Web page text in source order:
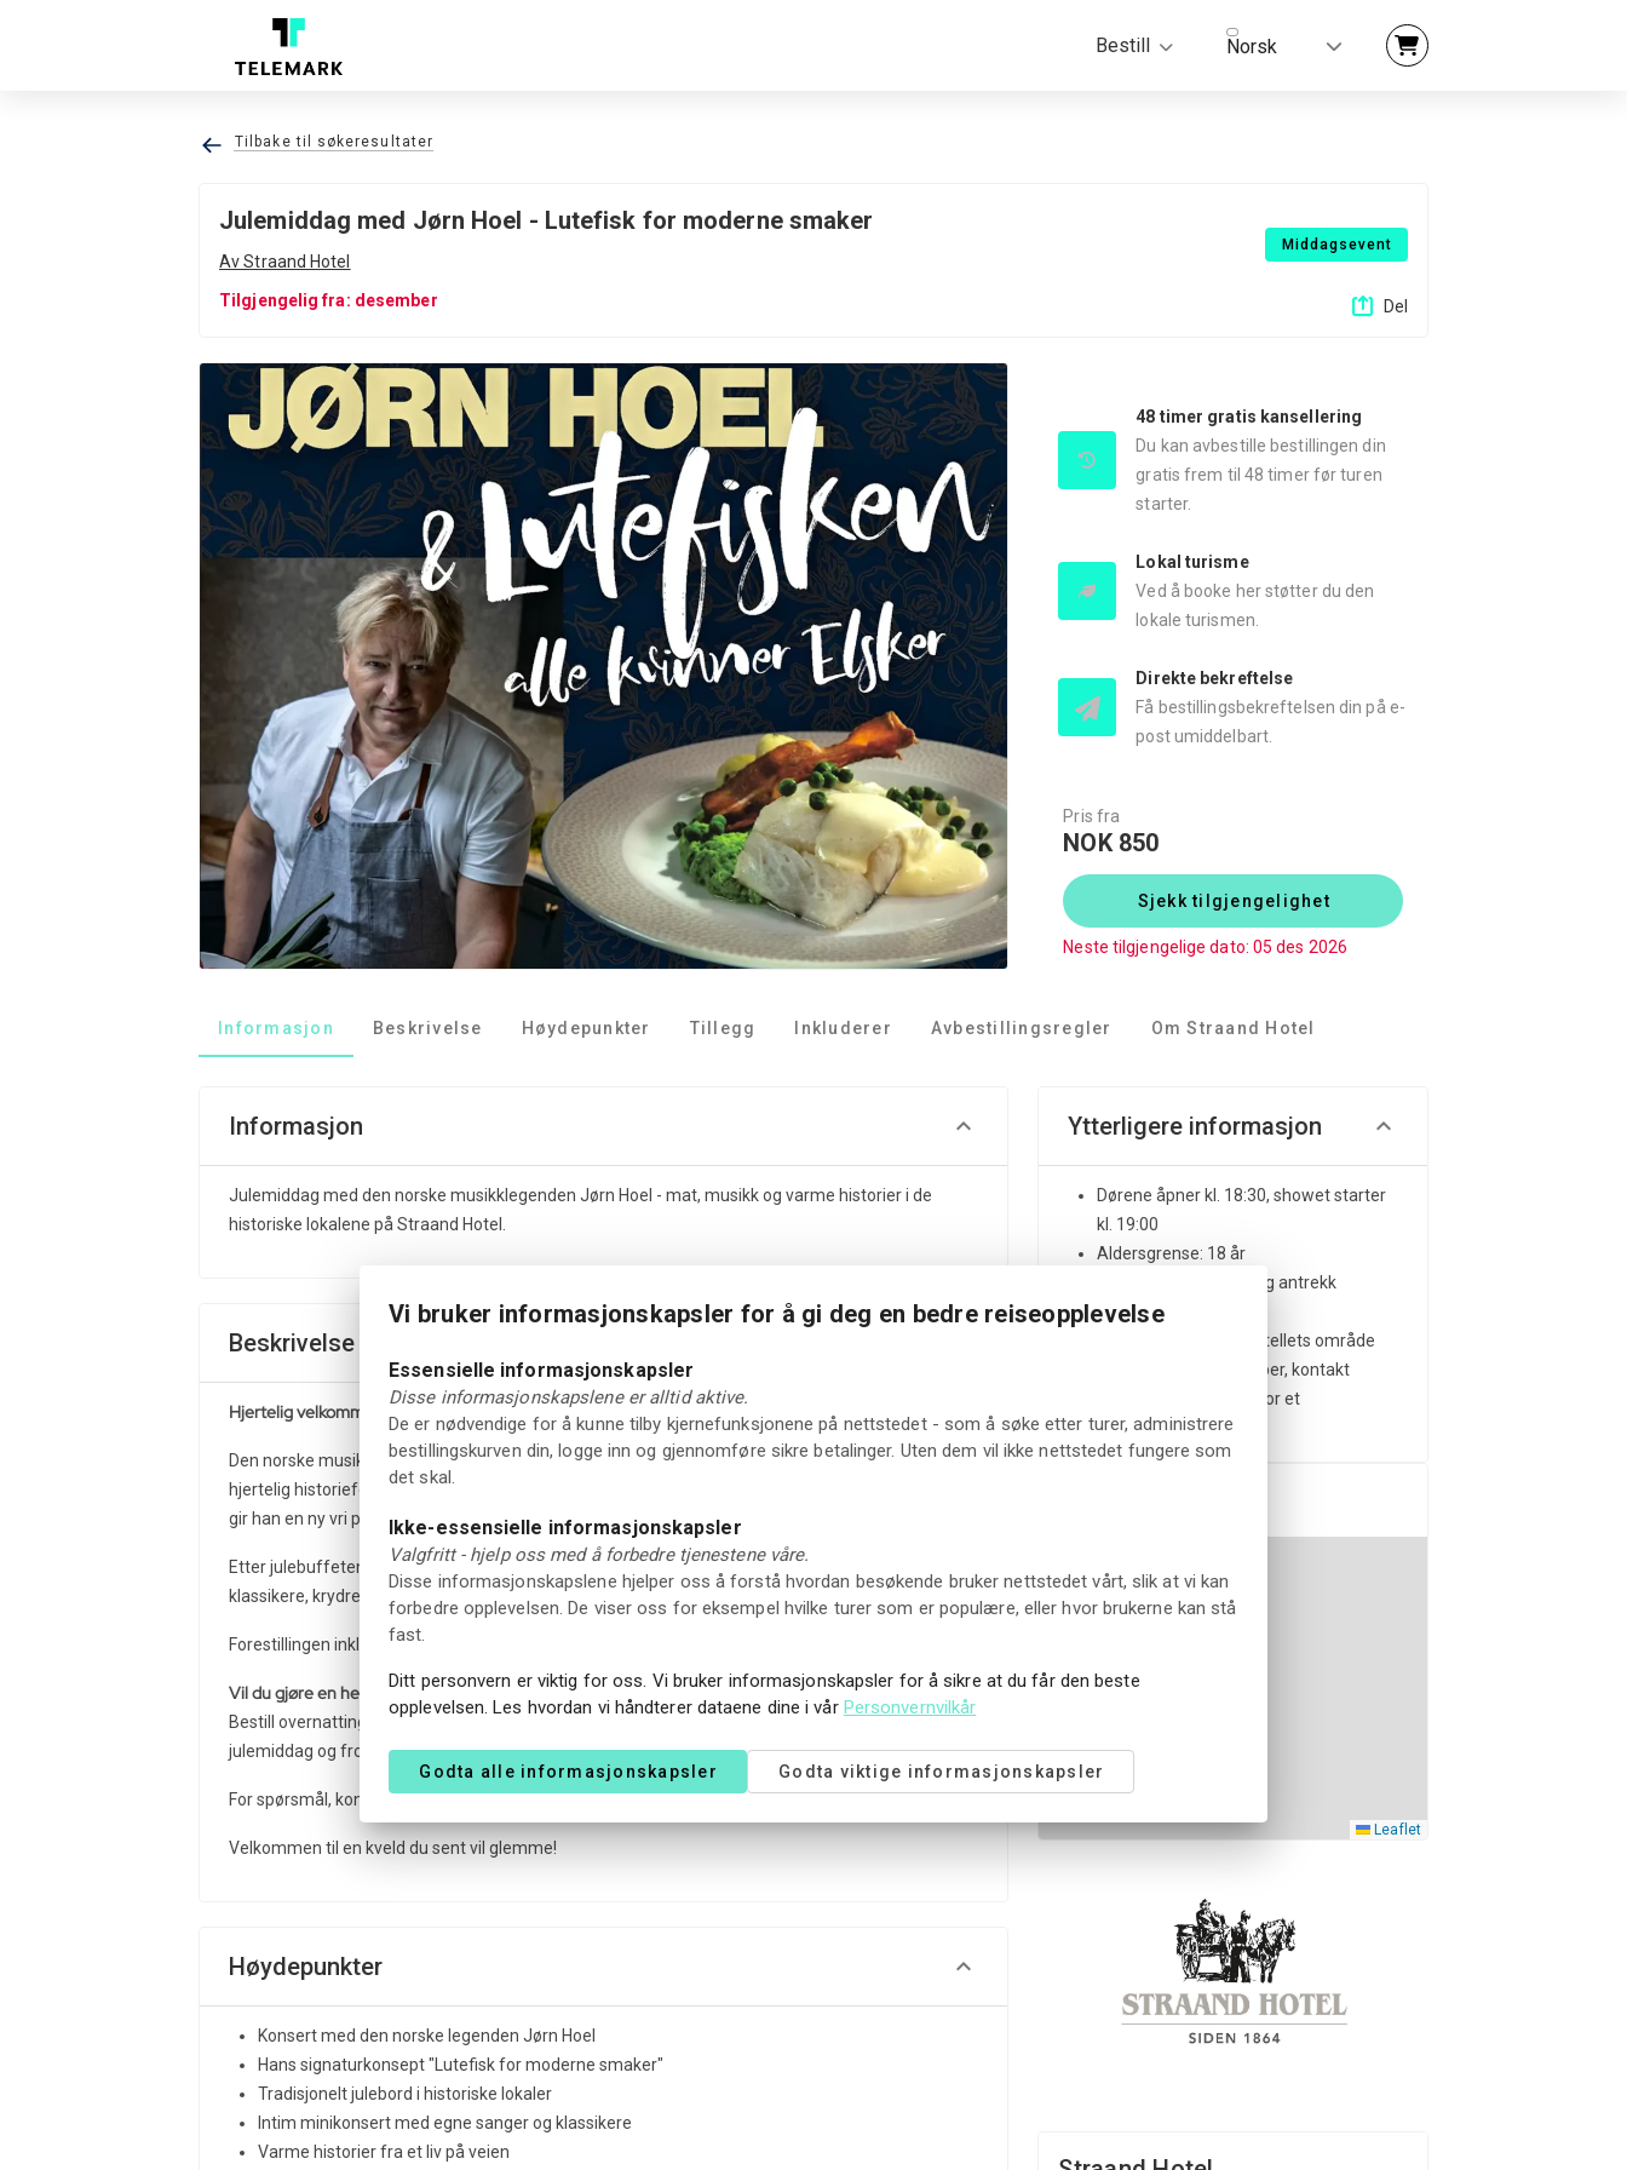
Bestill Norsk
Tilbake til søkeresultater
Julemiddag med Jørn Hoel - Lutefisk for moderne smaker
Av Straand Hotel
Tilgjengelig fra: desember
Middagsevent
Del
48 timer gratis kansellering
Du kan avbestille bestillingen din
gratis frem til 48 timer før turen
starter.
Lokal turisme
Ved å booke her støtter du den
lokale turismen.
Direkte bekreftelse
Få bestillingsbekreftelsen din på e-
post umiddelbart.
Pris fra
NOK 850
Sjekk tilgjengelighet
Neste tilgjengelige dato: 05 des 2026
Informasjon Beskrivelse Høydepunkter Tillegg Inkluderer Avbestillingsregler Om Straand Hotel
Informasjon
Julemiddag med den norske musikklegenden Jørn Hoel - mat, musikk og varme historier i de
historiske lokalene på Straand Hotel.
Beskrivelse
Hjertelig velkommen til julemiddag med Jørn Hoel!
Den norske musikklegenden Jørn Hoel inviterer til en uforglemmelig kveld der mat, musikk og
hjertelig historiefortelling går opp i en høyere enhet. Med konseptet "Lutefisk for moderne smaker"
gir han en ny vri på en norsk juleklassiker og leverer en kveld du sent vil glemme.
Etter julebuffeten kan du nyte en intim minikonsert med egne sanger og kjente og kjære
klassikere, krydret med varme og humoristiske historier fra et liv på veien.
Forestillingen inkludert julebuffé koster
Vil du gjøre en helaften ut av det?
Bestill overnatting med frokost direkte på straand.no i enkeltrom eller dobbeltrom (inkludert
julemiddag og frokost).
For spørsmål, kontakt hotellet på+47 350 69 000ellerstraand@straand.no.
Velkommen til en kveld du sent vil glemme!
Høydepunkter
Konsert med den norske legenden Jørn Hoel
Hans signaturkonsept "Lutefisk for moderne smaker"
Tradisjonelt julebord i historiske lokaler
Intim minikonsert med egne sanger og klassikere
Varme historier fra et liv på veien
Ytterligere informasjon
Dørene åpner kl. 18:30, showet starter
kl. 19:00
Aldersgrense: 18 år
Kleskode: smart/festlig antrekk
anbefales
Gratis parkering på hotellets område
For grupper og selskaper, kontakt
for et
skreddersydd tilbud
Leaflet
Vi bruker informasjonskapsler for å gi deg en bedre reiseopplevelse
Essensielle informasjonskapsler
Disse informasjonskapslene er alltid aktive.
De er nødvendige for å kunne tilby kjernefunksjonene på nettstedet - som å søke etter turer, administrere
bestillingskurven din, logge inn og gjennomføre sikre betalinger. Uten dem vil ikke nettstedet fungere som
det skal.
Ikke-essensielle informasjonskapsler
Valgfritt - hjelp oss med å forbedre tjenestene våre.
Disse informasjonskapslene hjelper oss å forstå hvordan besøkende bruker nettstedet vårt, slik at vi kan
forbedre opplevelsen. De viser oss for eksempel hvilke turer som er populære, eller hvor brukerne kan stå
fast.
Ditt personvern er viktig for oss. Vi bruker informasjonskapsler for å sikre at du får den beste
opplevelsen. Les hvordan vi håndterer dataene dine i vår Personvernvilkår
Godta alle informasjonskapsler Godta viktige informasjonskapsler